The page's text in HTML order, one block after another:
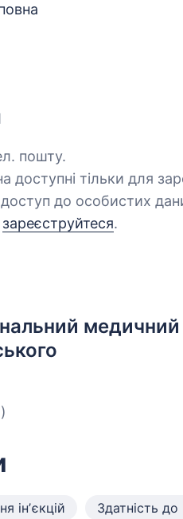
пошту.
доступні тільки для
до особистих
зареєструйтеся.
медичний
інʼєкцій Здатність до